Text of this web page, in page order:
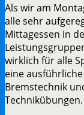
Als wir am
alle sehr
Mittagessen in
wirklich für alle
eine
Bremstechnik
Technikübungen.